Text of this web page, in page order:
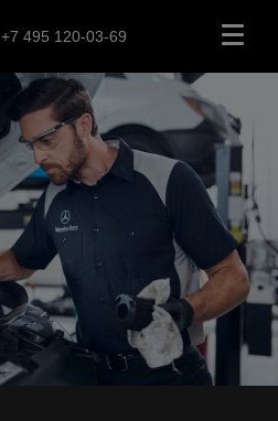
+7 495 120-03-69